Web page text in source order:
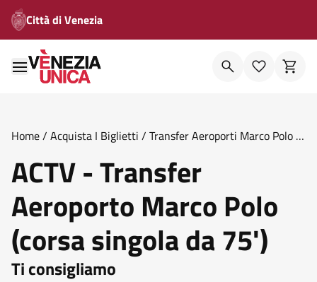
Città di Venezia
Home/ Acquista I Biglietti / Transfer Aeroporti Marco Polo E
Singola Da 75
ACTV - Transfer
Aeroporto Marco Polo
(corsa singola da 75')
Ti consigliamo